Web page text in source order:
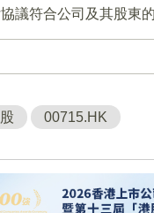
議符合公司及其股東
00715.HK